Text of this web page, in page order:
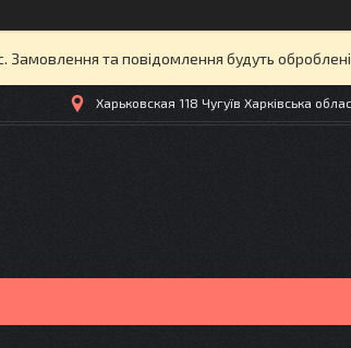
Замовлення та повідомлення будуть
Харьковская 118 Чугуїв Харківська